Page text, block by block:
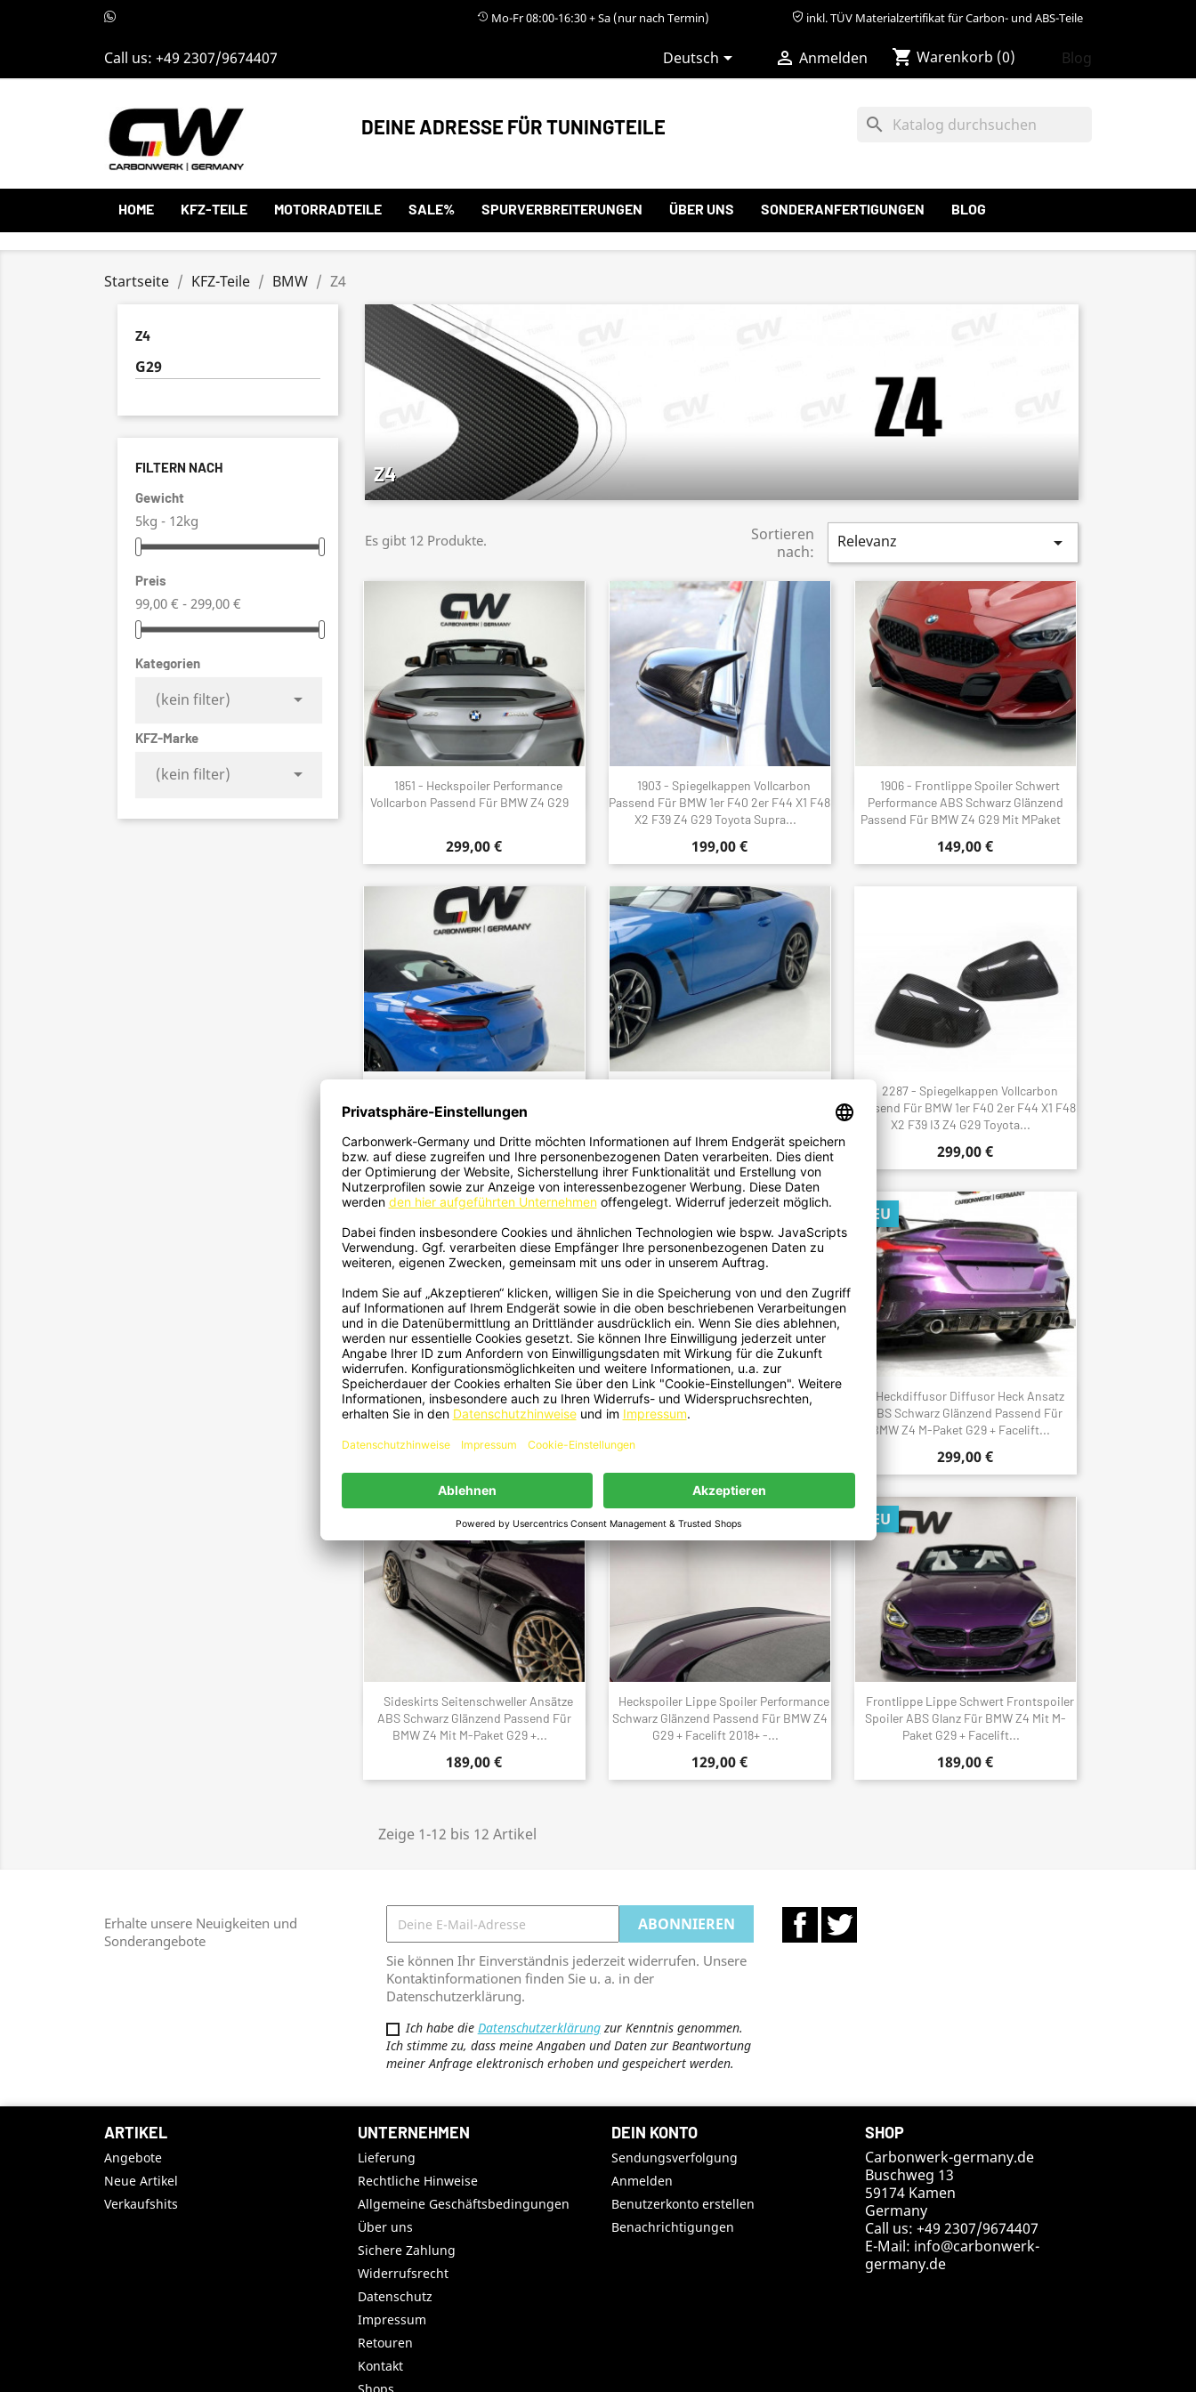
Mo-Fr 08:00-16:30 + Sa (nur nach Termin) inkl. TÜV Materialzertifikat für Carbon- und ABS-Teile
Call us: +49 2307/9674407 Deutsch  Anmelden shopping_cart Warenkorb (0) Blog
DEINE ADRESSE FÜR TUNINGTEILE search
HOME KFZ-TEILE MOTORRADTEILE SALE% SPURVERBREITERUNGEN ÜBER UNS SONDERANFERTIGUNGEN BLOG
Startseite KFZ-Teile BMW Z4
Z4
G29
FILTERN NACH
Gewicht
5kg - 12kg
Preis
99,00 € - 299,00 €
Kategorien
(kein filter) 
KFZ-Marke
(kein filter) 
Z4
Es gibt 12 Produkte.
Sortieren
nach:
Relevanz 
1851 - Heckspoiler Performance
Vollcarbon Passend Für BMW Z4 G29
299,00 €
Schnellansicht
1903 - Spiegelkappen Vollcarbon
Passend Für BMW 1er F40 2er F44 X1 F48
X2 F39 Z4 G29 Toyota Supra...
199,00 €
Schnellansicht
1906 - Frontlippe Spoiler Schwert
Performance ABS Schwarz Glänzend
Passend Für BMW Z4 G29 Mit MPaket
149,00 €
Schnellansicht
Performance ABS Glanz Schwarz
Passend Für BMW Z4 G29
149,00 € 149,00 €
2287 - Spiegelkappen Vollcarbon
Passend Für BMW 1er F40 2er F44 X1 F48
X2 F39 I3 Z4 G29 Toyota...
299,00 €
Schnellansicht
2288 - Spiegelkappen Carbon Passend
Für BMW 1er F40 2er F44 X1 F48 X2 F39
199,00 €
Schnellansicht
2322- Spiegelkappen Schwarz Glanz
Passend Für BMW 1er F40 2er F44 X1 F48
 Schnellansicht
Heckdiffusor Diffusor Heck Ansatz
ABS Schwarz Glänzend Passend Für
BMW Z4 M-Paket G29 + Facelift...
299,00 €
NEU
Schnellansicht
Sideskirts Seitenschweller Ansätze
ABS Schwarz Glänzend Passend Für
BMW Z4 Mit M-Paket G29 +...
189,00 €
Schnellansicht
Heckspoiler Lippe Spoiler Performance
Schwarz Glänzend Passend Für BMW Z4
G29 + Facelift 2018+ -...
129,00 €
NEU
Schnellansicht
Frontlippe Lippe Schwert Frontspoiler
Spoiler ABS Glanz Für BMW Z4 Mit M-
Paket G29 + Facelift...
189,00 €
NEU
Schnellansicht
Zeige 1-12 bis 12 Artikel
Erhalte unsere Neuigkeiten und
Sonderangebote
Sie können Ihr Einverständnis jederzeit widerrufen. Unsere
Kontaktinformationen finden Sie u. a. in der
Datenschutzerklärung.
Ich habe die Datenschutzerklärung zur Kenntnis genommen.
Ich stimme zu, dass meine Angaben und Daten zur Beantwortung
meiner Anfrage elektronisch erhoben und gespeichert werden.
Facebook
ARTIKEL
Angebote
Neue Artikel
Verkaufshits
UNTERNEHMEN
Lieferung
Rechtliche Hinweise
Allgemeine Geschäftsbedingungen
Über uns
Sichere Zahlung
Widerrufsrecht
Datenschutz
Impressum
Retouren
Kontakt
DEIN KONTO
Sendungsverfolgung
Anmelden
Benutzerkonto erstellen
Benachrichtigungen
SHOP
Carbonwerk-germany.de
Buschweg 13
59174 Kamen
Germany
Call us: +49 2307/9674407
E-Mail: info@carbonwerk-
germany.de